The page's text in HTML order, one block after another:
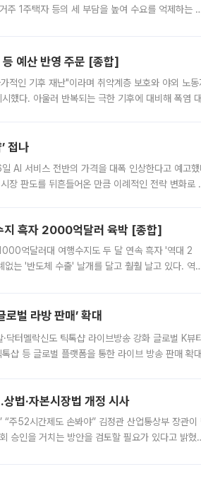
주 1주택자 등의 세 부담을 높여 수요를 억제하는
예산 반영 주문 [종합]
적인 기후 재난"이라며 취약계층 보호와 야외 노동
했다. 아울러 반복되는 극한 기후에 대비해 폭염
접나
AI 서비스 전반의 가격을 대폭 인상한다고 예고했
장 판도를 뒤흔들어온 만큼 이례적인 전략 변화로
지 흑자 2000억달러 육박 [종합]
억달러대 여행수지도 두 달 연속 흑자 '역대 2
는 '반도체 수출' 날개를 달고 훨훨 날고 있다. 역
벌 라방 판매’ 확대
터멜락신도 틱톡샵 라이브방송 강화 글로벌 K뷰
샵 등 글로벌 플랫폼을 통한 라이브 방송 판매 확
법·자본시장법 개정 시사
주52시간제도 손봐야” 김정관 산업통상부 장관이
승인을 거치는 방안을 검토할 필요가 있다고 밝혔